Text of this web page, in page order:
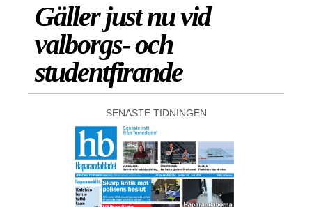
Gäller just nu vid
valborgs- och
studentfirande
SENASTE TIDNINGEN